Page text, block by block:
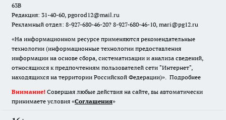
63В
Редакция: 31-40-60, pgorod12@mail.ru
Рекламный отдел: 8-927-680-46-20? 8-927-680-46-10, mari@pg12.ru
«На информационном ресурсе применяются рекомендательные
технологии (информационные технологии предоставления
информации на основе сбора, систематизации и анализа сведений,
относящихся к предпочтениям пользователей сети "Интернет",
находящихся на территории Российской Федерации)». Подробнее
Внимание! Совершая любые действия на сайте, вы автоматически
принимаете условия «Cоглашения»